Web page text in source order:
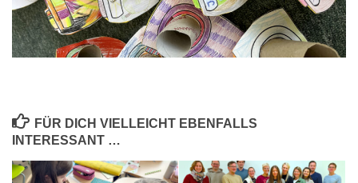
FÜR DICH VIELLEICHT EBENFALLS
INTERESSANT …